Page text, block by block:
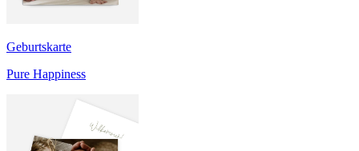
Geburtskarte
Pure Happiness